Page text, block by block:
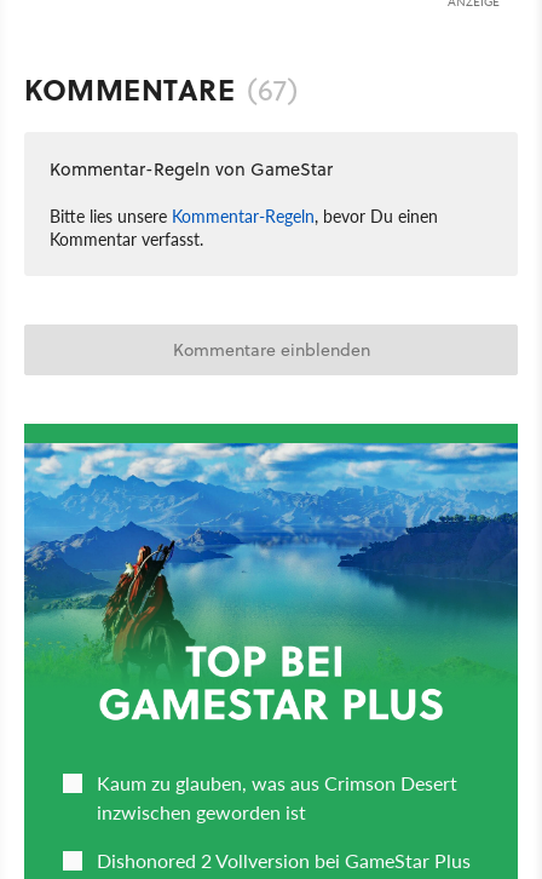
KOMMENTARE (67)
Kommentar-Regeln von GameStar
Bitte lies unsere Kommentar-Regeln, bevor Du einen
Kommentar verfasst.
Kommentare einblenden